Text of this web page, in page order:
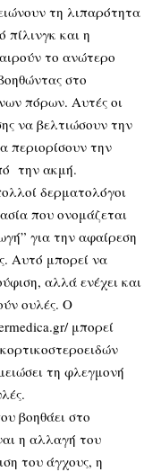
τη λιπαρότητα
πίλινγκ και η
το ανώτερο
στο
πόρων. Αυτές οι
να βελτιώσουν την
περιορίσουν την
την ακμή.
δερματολόγοι
που ονομάζεται
για την αφαίρεση
Αυτό μπορεί να
αλλά ενέχει και
ουλές. Ο
μπορεί
τη φλεγμονή
βοηθάει στο
η αλλαγή του
του άγχους, η